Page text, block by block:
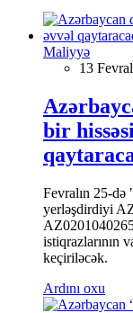
Maliyyə
13
bir
Fevralın 25-
yerləşdirdiyi
istiqrazlarının
keçiriləcək.
Ardını oxu